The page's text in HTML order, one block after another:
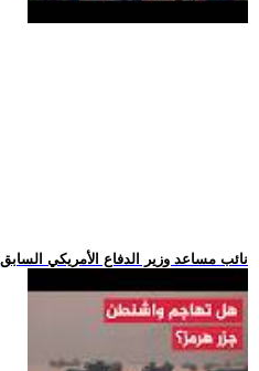
.. نائب مساعد وزير الدفاع الأمريكي